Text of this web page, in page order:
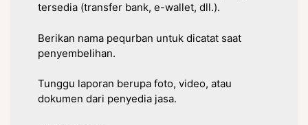
tersedia (transfer bank, e-wallet, dll.).
Berikan nama pequrban untuk dicatat saat
penyembelihan.
Tunggu laporan berupa foto, video, atau
dokumen dari penyedia jasa.